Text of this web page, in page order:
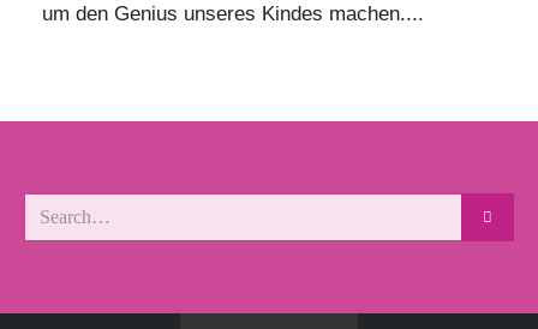
um den Genius unseres Kindes machen....